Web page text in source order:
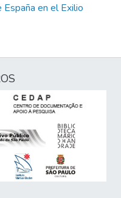
en el Exilio